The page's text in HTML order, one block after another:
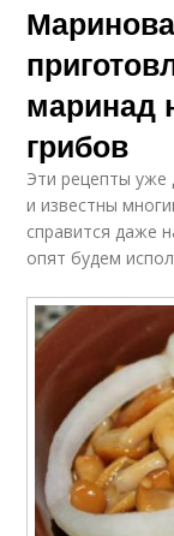
маринад
грибов
Эти рецепты уже
и известны
справится даже
опят будем